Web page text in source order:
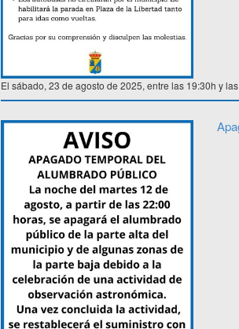
El sábado, 23 de agosto de 2025, entre las 19:30h y